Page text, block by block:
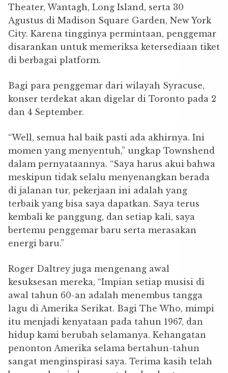
Theater, Wantagh, Long Island, serta 30
Agustus di Madison Square Garden, New York
City. Karena tingginya permintaan, penggemar
disarankan untuk memeriksa ketersediaan tiket
di berbagai platform.
Bagi para penggemar dari wilayah Syracuse,
konser terdekat akan digelar di Toronto pada 2
dan 4 September.
“Well, semua hal baik pasti ada akhirnya. Ini
momen yang menyentuh,” ungkap Townshend
dalam pernyataannya. “Saya harus akui bahwa
meskipun tidak selalu menyenangkan berada
di jalanan tur, pekerjaan ini adalah yang
terbaik yang bisa saya dapatkan. Saya terus
kembali ke panggung, dan setiap kali, saya
bertemu penggemar baru serta merasakan
energi baru.”
Roger Daltrey juga mengenang awal
kesuksesan mereka, “Impian setiap musisi di
awal tahun 60-an adalah menembus tangga
lagu di Amerika Serikat. Bagi The Who, mimpi
itu menjadi kenyataan pada tahun 1967, dan
hidup kami berubah selamanya. Kehangatan
penonton Amerika selama bertahun-tahun
sangat menginspirasi saya. Terima kasih telah